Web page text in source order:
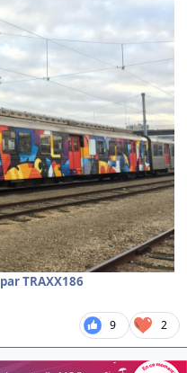
par TRAXX186
9 2